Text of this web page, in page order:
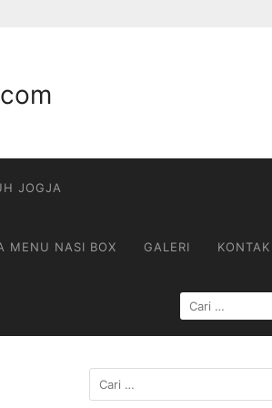
JOGJA
MENU NASI BOX GALERI
CARI
UNTUK:
Cari
untuk: